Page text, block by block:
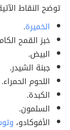
توضح النقاط
الخميرة.
خبز القمح
البيض.
جبنة الشيدر.
اللحوم الحمراء.
الكبدة.
السلمون.
الأفوكادو،